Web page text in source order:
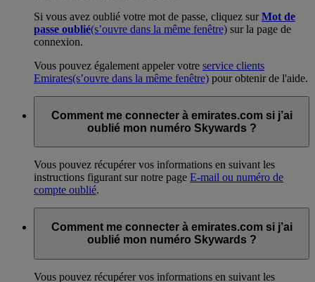
Si vous avez oublié votre mot de passe, cliquez surMot de
passe oublié(s’ouvre dans la même fenêtre) sur la page de
connexion.
Vous pouvez également appeler votre service clients
Emirates(s’ouvre dans la même fenêtre) pour obtenir de l'aide.
Comment me connecter à emirates.com si j’ai
oublié mon numéro Skywards ?
Vous pouvez récupérer vos informations en suivant les
instructions figurant sur notre page E-mail ou numéro de
compte oublié.
Comment me connecter à emirates.com si j’ai
oublié mon numéro Skywards ?
Vous pouvez récupérer vos informations en suivant les